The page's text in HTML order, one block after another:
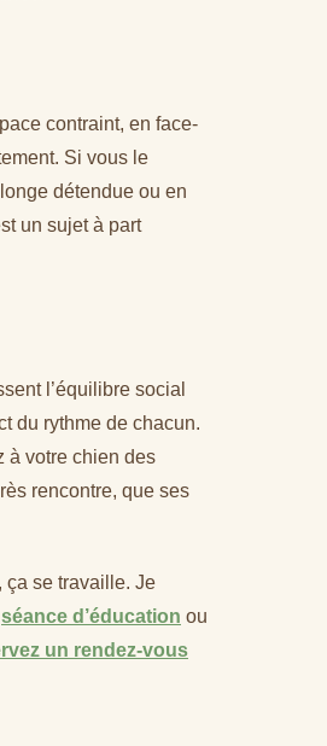
contraint, en face-
Si vous le
détendue ou en
un sujet à part
l’équilibre social
du rythme de chacun.
à votre chien des
rencontre, que ses
ça se travaille. Je
séance d’éducation ou
un rendez-vous